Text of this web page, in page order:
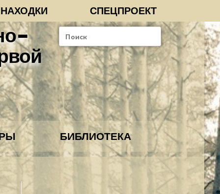
СПЕЦПРОЕКТ
БИБЛИОТЕКА